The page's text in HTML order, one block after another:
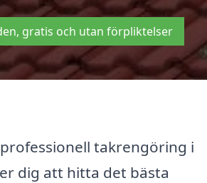
gratis och utan förpliktelser
takrengöring i
dig att hitta det bästa